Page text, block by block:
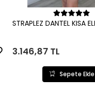
Sepete
STRAPLEZ DANTEL KISA
3.146,87 TL
Sepete Ekle